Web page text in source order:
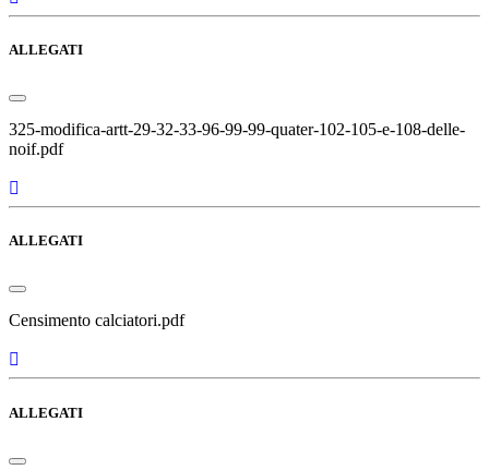
ALLEGATI
325-modifica-artt-29-32-33-96-99-99-quater-102-105-e-108-delle-
noif.pdf
ALLEGATI
Censimento calciatori.pdf
ALLEGATI